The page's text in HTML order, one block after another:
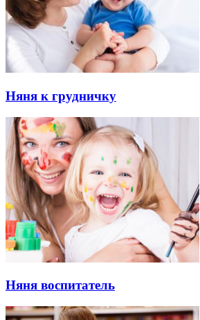
Няня к грудничку
Няня воспитатель